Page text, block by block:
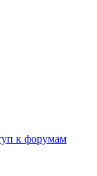
к форумам